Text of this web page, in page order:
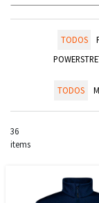
TODOS
TODOS
36
items